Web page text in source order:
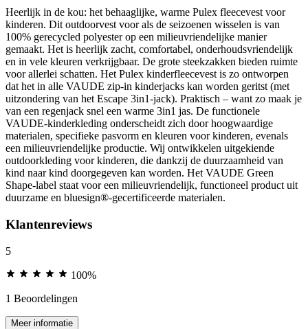
Heerlijk in de kou: het behaaglijke, warme Pulex fleecevest voor
kinderen. Dit outdoorvest voor als de seizoenen wisselen is van
100% gerecycled polyester op een milieuvriendelijke manier
gemaakt. Het is heerlijk zacht, comfortabel, onderhoudsvriendelijk
en in vele kleuren verkrijgbaar. De grote steekzakken bieden ruimte
voor allerlei schatten. Het Pulex kinderfleecevest is zo ontworpen
dat het in alle VAUDE zip-in kinderjacks kan worden geritst (met
uitzondering van het Escape 3in1-jack). Praktisch – want zo maak je
van een regenjack snel een warme 3in1 jas. De functionele
VAUDE-kinderkleding onderscheidt zich door hoogwaardige
materialen, specifieke pasvorm en kleuren voor kinderen, evenals
een milieuvriendelijke productie. Wij ontwikkelen uitgekiende
outdoorkleding voor kinderen, die dankzij de duurzaamheid van
kind naar kind doorgegeven kan worden. Het VAUDE Green
Shape-label staat voor een milieuvriendelijk, functioneel product uit
duurzame en bluesign®-gecertificeerde materialen.
Klantenreviews
5
100%
1 Beoordelingen
Meer informatie